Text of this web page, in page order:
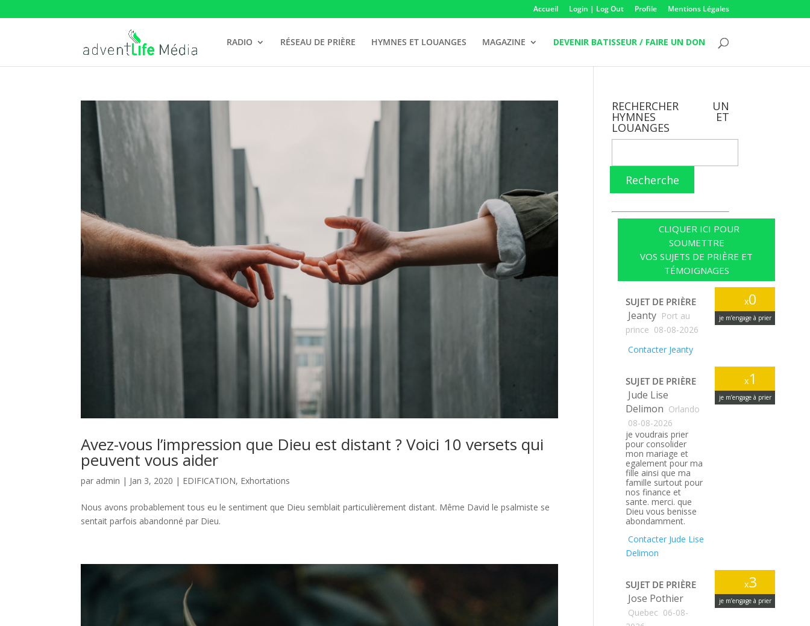
Accueil Login | Log Out Profile Mentions Légales
RADIO RÉSEAU DE PRIÈRE HYMNES ET LOUANGES MAGAZINE DEVENIR BATISSEUR / FAIRE UN DON
Avez-vous l’impression que Dieu est distant ? Voici 10 versets qui
peuvent vous aider
par admin | Jan 3, 2020 | EDIFICATION, Exhortations
Nous avons probablement tous eu le sentiment que Dieu semblait particulièrement distant. Même David le psalmiste se
sentait parfois abandonné par Dieu.
RECHERCHER UN
HYMNES ET
LOUANGES
Recherche
CLIQUER ICI POUR
SOUMETTRE
VOS SUJETS DE PRIÈRE ET
TÉMOIGNAGES
x0
je m’engage à prier
SUJET DE PRIÈRE
Jeanty Port au
prince 08-08-2026
Contacter Jeanty
x1
je m’engage à prier
SUJET DE PRIÈRE
Jude Lise
Delimon Orlando
08-08-2026
je voudrais prier
pour consolider
mon mariage et
egalement pour ma
fille ainsi que ma
famille surtout pour
nos finance et
sante. merci. que
Dieu vous benisse
abondamment.
Contacter Jude Lise
Delimon
x3
je m’engage à prier
SUJET DE PRIÈRE
Jose Pothier
Quebec 06-08-